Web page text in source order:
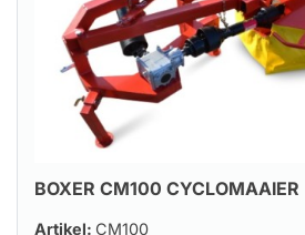
BOXER CM100 CYCLOMAAIER
Artikel: CM100